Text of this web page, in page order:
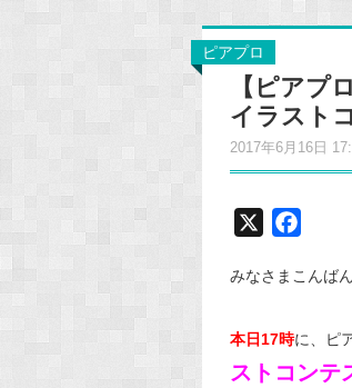
ピアプロ
【ピアプ
イラスト
2017年6月16日
c
b
o
みなさまこんば
本日17時に、ピ
ストコンテ